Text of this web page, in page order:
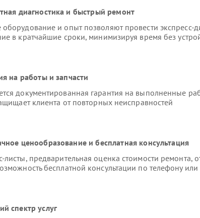
диагностика и быстрый ремонт
и опыт позволяют провести экспресс-
в кратчайшие сроки, минимизируя время без
на работы и запчасти
документированная гарантия на выполненные
клиента от повторных неисправностей
ценообразование и бесплатная консультация
листы, предварительная оценка стоимости ремонта,
бесплатной консультации по телефону
спектр услуг